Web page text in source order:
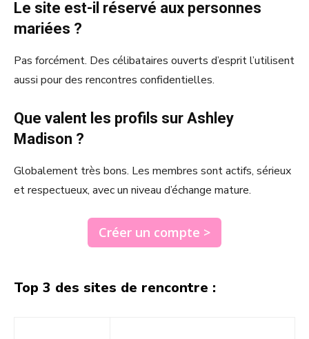
Le site est-il réservé aux personnes
mariées ?
Pas forcément. Des célibataires ouverts d’esprit l’utilisent
aussi pour des rencontres confidentielles.
Que valent les profils sur Ashley
Madison ?
Globalement très bons. Les membres sont actifs, sérieux
et respectueux, avec un niveau d’échange mature.
Créer un compte >
Top 3 des sites de rencontre :